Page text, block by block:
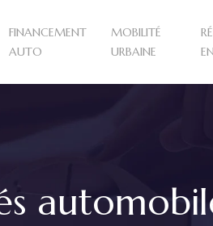
FINANCEMENT
AUTO
MOBILITÉ
URBAINE